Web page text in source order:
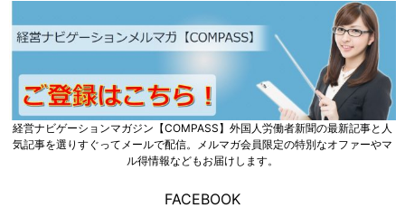
経営ナビゲーションマガジン【COMPASS】外国人労働者新聞の最新記事と人
気記事を選りすぐってメールで配信。メルマガ会員限定の特別なオファーやマ
ル得情報などもお届けします。
FACEBOOK